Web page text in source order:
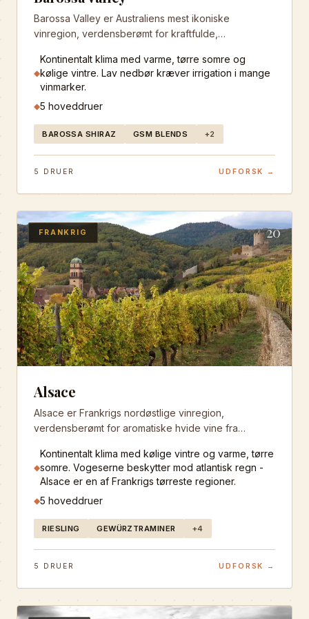
Barossa Valley er Australiens mest ikoniske
vinregion, verdensberømt for kraftfulde,
ældste vinmarker. Regionen producerer vine med
dybde, kompleksitet og uforglemmelig karakter.
◆
Kontinentalt klima med varme, tørre somre og
kølige vintre. Lav nedbør kræver irrigation i mange
vinmarker.
◆5 hoveddruer
BAROSSA SHIRAZ GSM BLENDS +2
5 DRUER UDFORSK →
FRANKRIG 20
Alsace
Alsace er Frankrigs nordøstlige vinregion,
verdensberømt for aromatiske hvide vine fra
unikke geografi mellem Vogeserne og Rhinen
skaber perfekte forhold for elegant, terroir-dreven
hvidvin.
◆
Kontinentalt klima med kølige vintre og varme, tørre
somre. Vogeserne beskytter mod atlantisk regn -
Alsace er en af Frankrigs tørreste regioner.
◆5 hoveddruer
RIESLING GEWÜRZTRAMINER +4
5 DRUER UDFORSK →